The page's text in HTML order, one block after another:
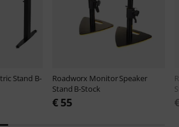
Stand B-
Roadworx Monitor Speaker
Stand B-Stock
€ 55